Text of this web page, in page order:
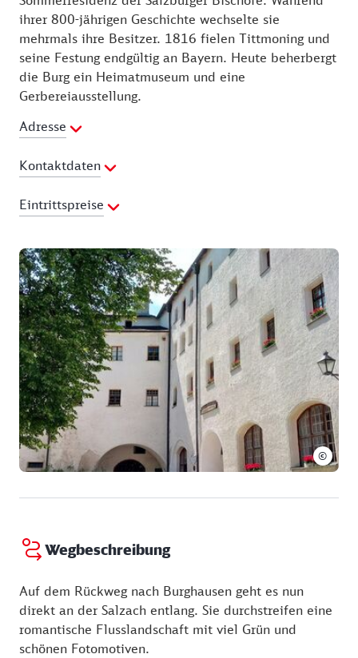
ihrer 800-jährigen Geschichte wechselte sie
mehrmals ihre Besitzer. 1816 fielen Tittmoning und
seine Festung endgültig an Bayern. Heute beherbergt
die Burg ein Heimatmuseum und eine
Gerbereiausstellung.
Adresse
Kontaktdaten
Telefon:08683 700710
E-Mail Adresse:
https://www.tittmoning.de/tourismus/kultur/burg
Eintrittspreise
Außenanlagen kostenfrei zu besichtigen. Der
Troadkasten (Gerberei und 3 Säle) kann Mittwoch
bis Sonntag ohne Führung für 2 Euro besichtigt
werden. Museum Rupertiwinkel nur im Rahmen einer
Führung (5 Euro, ermäßigt 3 Euro, Familien 10 Euro)
zu besichtigen. (Donnerstag bis Sonntag 14:00 Uhr)
©
Wegbeschreibung
Auf dem Rückweg nach Burghausen geht es nun
direkt an der Salzach entlang. Sie durchstreifen eine
romantische Flusslandschaft mit viel Grün und
schönen Fotomotiven.